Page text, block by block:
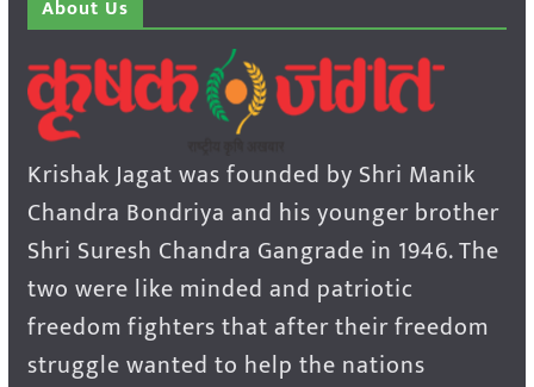
About Us
Krishak Jagat was founded by Shri Manik
Chandra Bondriya and his younger brother
Shri Suresh Chandra Gangrade in 1946. The
two were like minded and patriotic
freedom fighters that after their freedom
struggle wanted to help the nations